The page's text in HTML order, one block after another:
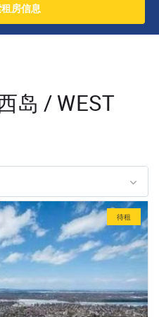
房信息
岛 / WEST
待租